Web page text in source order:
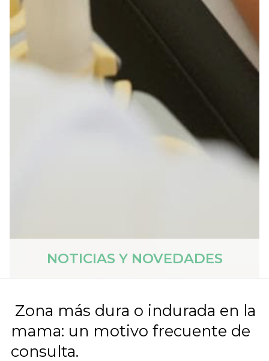
NOTICIAS Y NOVEDADES
Zona más dura o indurada en la
mama: un motivo frecuente de
consulta.